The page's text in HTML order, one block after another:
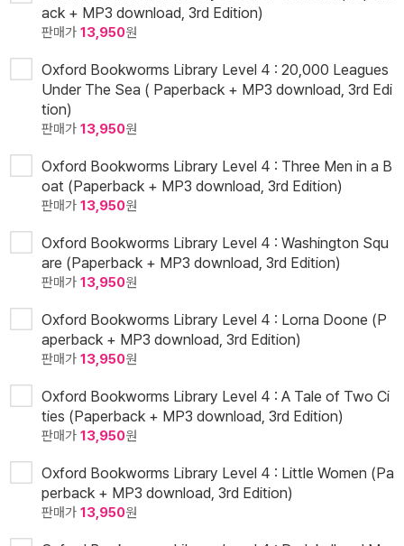
ack + MP3 download, 3rd Edition)
판매가 13,950원
Oxford Bookworms Library Level 4 : 20,000 Leagues
Under The Sea ( Paperback + MP3 download, 3rd Edi
tion)
판매가 13,950원
Oxford Bookworms Library Level 4 : Three Men in a B
oat (Paperback + MP3 download, 3rd Edition)
판매가 13,950원
Oxford Bookworms Library Level 4 : Washington Squ
are (Paperback + MP3 download, 3rd Edition)
판매가 13,950원
Oxford Bookworms Library Level 4 : Lorna Doone (P
aperback + MP3 download, 3rd Edition)
판매가 13,950원
Oxford Bookworms Library Level 4 : A Tale of Two Ci
ties (Paperback + MP3 download, 3rd Edition)
판매가 13,950원
Oxford Bookworms Library Level 4 : Little Women (Pa
perback + MP3 download, 3rd Edition)
판매가 13,950원